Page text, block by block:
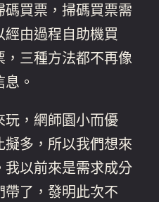
買票，掃碼買票需
由過程自助機買
三種方法都不再像
。
玩，網師園小而優
多，所以我們想來
以前來是需求成分
了，發明此次不